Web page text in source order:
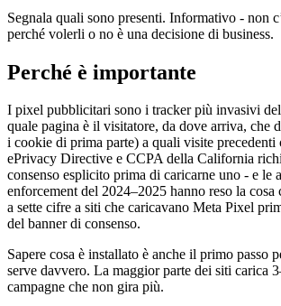
Segnala quali sono presenti. Informativo - non
perché volerli o no è una decisione di business.
Perché è importante
I pixel pubblicitari sono i tracker più invasivi
quale pagina è il visitatore, da dove arriva, che
i cookie di prima parte) a quali visite
ePrivacy Directive e CCPA della California
consenso esplicito prima di caricarne uno - e le
enforcement del 2024–2025 hanno reso la cosa
a sette cifre a siti che caricavano Meta Pixel
del banner di consenso.
Sapere cosa è installato è anche il primo passo
serve davvero. La maggior parte dei siti carica
campagne che non gira più.